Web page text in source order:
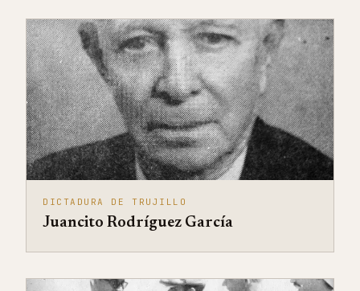
DICTADURA DE TRUJILLO
Juancito Rodríguez García